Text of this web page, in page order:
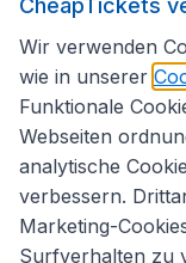
Folgen Sie uns:
CheapTickets
Wir verwenden
wie in unserer
Funktionale
Webseiten
analytische
verbessern.
Marketing-
Surfverhalten zu